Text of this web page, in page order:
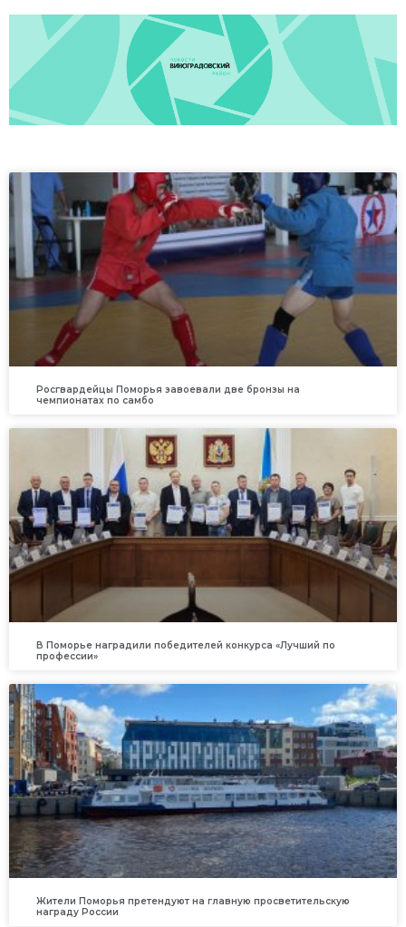
Росгвардейцы Поморья завоевали две бронзы на
чемпионатах по самбо
В Поморье наградили победителей конкурса «Лучший по
профессии»
Жители Поморья претендуют на главную просветительскую
награду России